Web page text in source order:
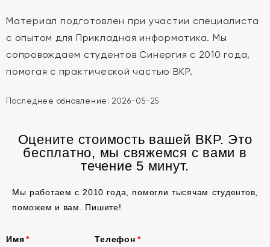
Материал подготовлен при участии специалиста
с опытом для Прикладная информатика. Мы
сопровождаем студентов Синергия с 2010 года,
помогая с практической частью ВКР.
Последнее обновление: 2026-05-25
Оцените стоимость вашей ВКР. Это
бесплатно, мы свяжемся с вами в
течение 5 минут.
Мы работаем с 2010 года, помогли тысячам студентов,
поможем и вам. Пишите!
Имя Телефон